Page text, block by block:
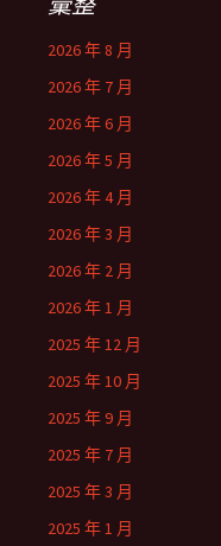
2026 年 8 月
2026 年 7 月
2026 年 6 月
2026 年 5 月
2026 年 4 月
2026 年 3 月
2026 年 2 月
2026 年 1 月
2025 年 12 月
2025 年 10 月
2025 年 9 月
2025 年 7 月
2025 年 3 月
2025 年 1 月